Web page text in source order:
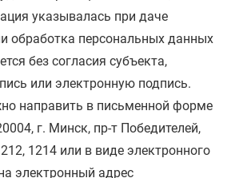
указывалась при даче
обработка персональных данных
без согласия субъекта,
или электронную подпись.
направить в письменной форме
г. Минск, пр-т Победителей,
1214 или в виде электронного
электронный адрес